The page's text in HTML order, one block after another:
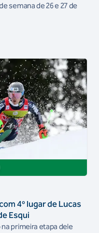
semana de 26 e 27 de
4º lugar de Lucas
Esqui
primeira etapa dele